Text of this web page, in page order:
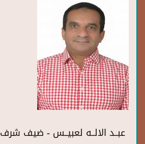
عبــد الالــه لعبيــس - ضيف شرف